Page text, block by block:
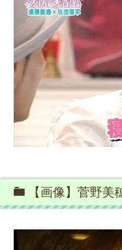
【画像】菅野美